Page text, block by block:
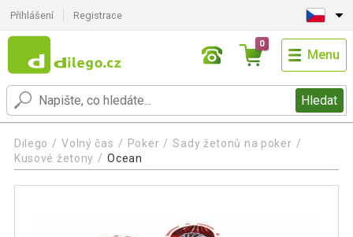
Přihlášení Registrace
Hledat
0
Menu
Dilego Volný čas Poker
Sady žetonů na poker
Kusové žetony
Ocean